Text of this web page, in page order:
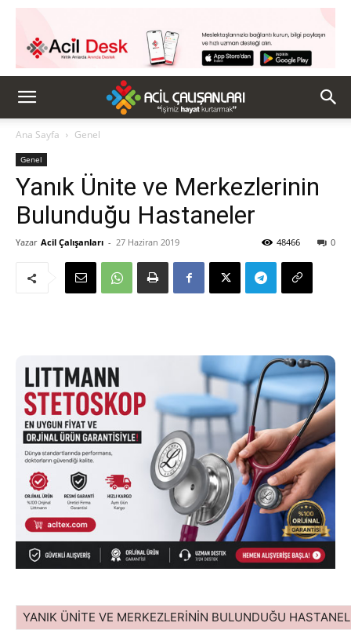
Ana Sayfa Genel
Genel
Yanık Ünite ve Merkezlerinin
Bulunduğu Hastaneler
Yazar Acil Çalışanları - 27 Haziran 2019 0
48466
YANIK ÜNİTE VE MERKEZLERİNİN BULUNDUĞU